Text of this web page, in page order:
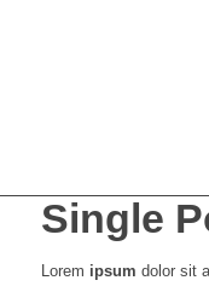
Single
Lorem ipsum dolor sit